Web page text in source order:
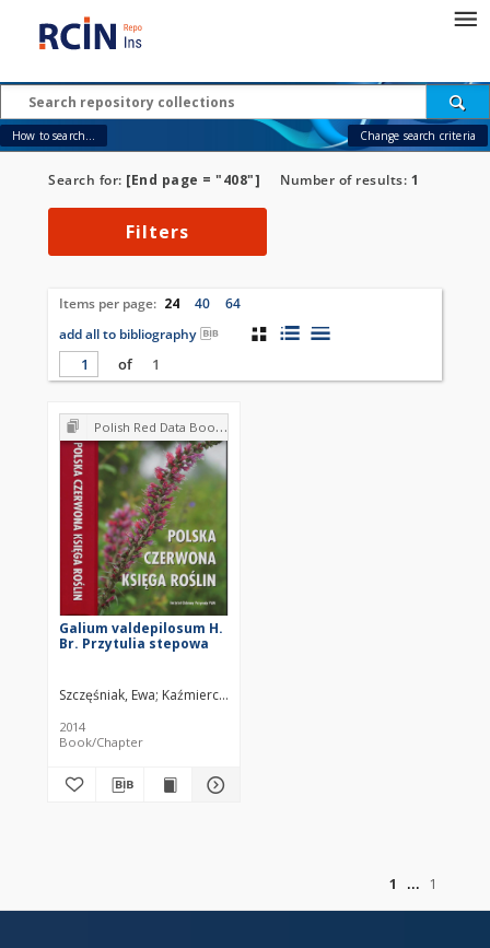
How to search... Change search criteria
Search for: [End page = "408"] Number of results: 1
Filters
Items per page: 24 40
64
add all to bibliography
of
1
Polish Red Data Book of Plants : Pteridophytes and flowering plants
Galium valdepilosum H.
Br. Przytulia stepowa
Szczęśniak, Ewa Kaźmierczakowa, Róża (1939– )
2014
Book/Chapter
1
1